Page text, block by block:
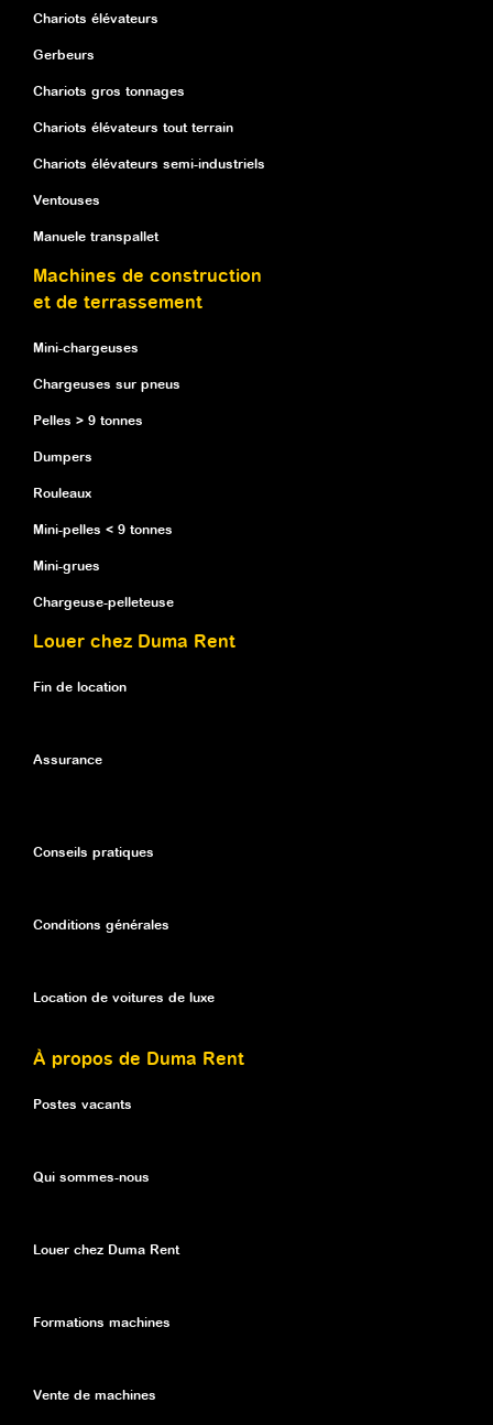
Chariots élévateurs
Gerbeurs
Chariots gros tonnages
Chariots élévateurs tout terrain
Chariots élévateurs semi-industriels
Ventouses
Manuele transpallet
Machines de construction
et de terrassement
Mini-chargeuses
Chargeuses sur pneus
Pelles > 9 tonnes
Dumpers
Rouleaux
Mini-pelles < 9 tonnes
Mini-grues
Chargeuse-pelleteuse
Louer chez Duma Rent
Fin de location
Assurance
Conseils pratiques
Conditions générales
Location de voitures de luxe
À propos de Duma Rent
Postes vacants
Qui sommes-nous
Louer chez Duma Rent
Formations machines
Vente de machines